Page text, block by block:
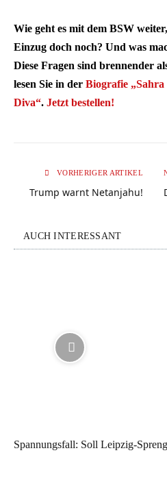
Wie geht es mit dem BSW
Einzug doch noch? Und was
Diese Fragen sind brennender
lesen Sie in der Biografie
Diva“. Jetzt bestellen!
VORHERIGER ARTIKEL
Trump warnt Netanjahu!
AUCH INTERESSANT
Spannungsfall: Soll Leipzig-